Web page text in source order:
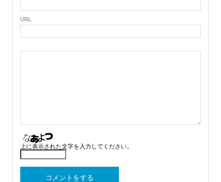
URL
上に表示された文字を入力してください。